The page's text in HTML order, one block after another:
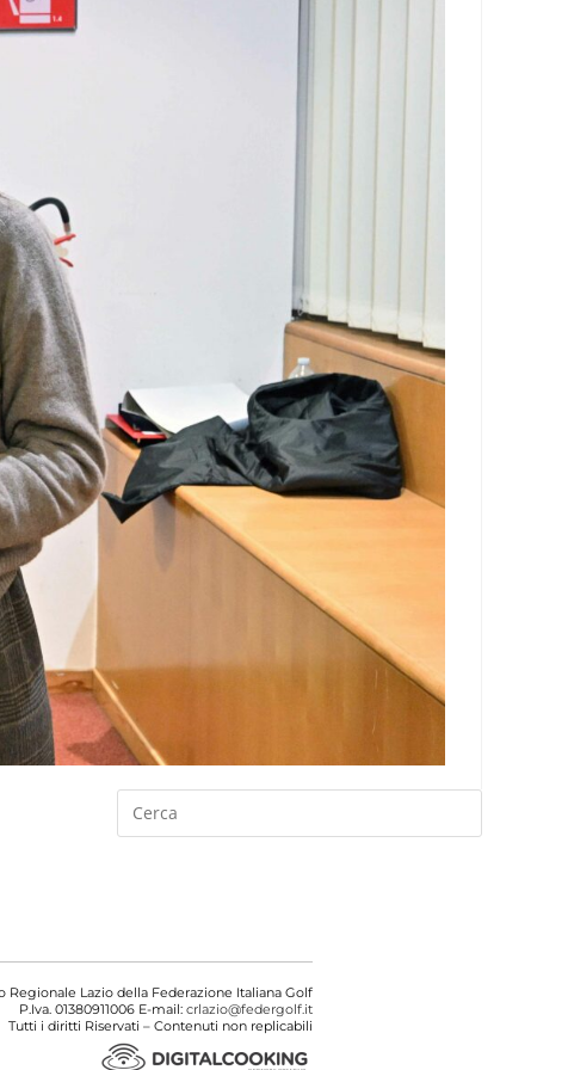
Regionale Lazio della Federazione Italiana Golf
P.Iva. 01380911006 E-mail: crlazio@federgolf.it
Tutti i diritti Riservati – Contenuti non replicabili